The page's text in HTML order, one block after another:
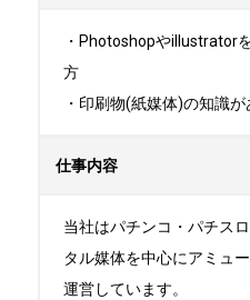
・Photoshopやillustrator
方
・印刷物(紙媒体)の知識
仕事内容
当社はパチンコ・パチス
タル媒体を中心にアミュ
運営しています。